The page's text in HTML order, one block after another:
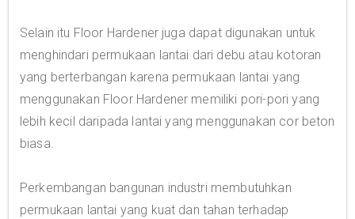
Selain itu Floor Hardener juga dapat digunakan untuk
menghindari permukaan lantai dari debu atau kotoran
yang berterbangan karena permukaan lantai yang
menggunakan Floor Hardener memiliki pori-pori yang
lebih kecil daripada lantai yang menggunakan cor beton
biasa.
Perkembangan bangunan industri membutuhkan
permukaan lantai yang kuat dan tahan terhadap